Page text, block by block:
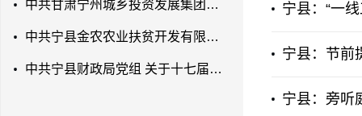
中共甘肃宁州城乡投资发展集团有限公司党支部 关于十七届县委第七轮巡察反馈意见 整改落实进展情况的通报
中共宁县金农农业扶贫开发有限公司党支部 关于十七届县委第七轮巡察反馈意见整改 落实进展情况的通报
中共宁县财政局党组 关于十七届县委第七轮巡察反馈意见整改落实进展情况的通报
宁县：“一
宁县：节前
宁县：旁听